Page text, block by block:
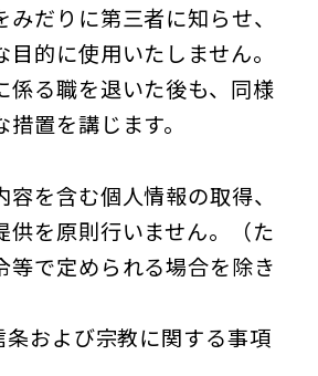
みだりに第三者に知らせ、
目的に使用いたしません。
係る職を退いた後も、同様
措置を講じます。
容を含む個人情報の取得、
供を原則行いません。（た
等で定められる場合を除き
条および宗教に関する事項